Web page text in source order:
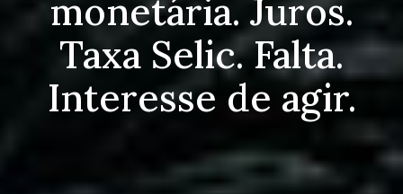
monetária. Juros.
Taxa Selic. Falta.
Interesse de agir.